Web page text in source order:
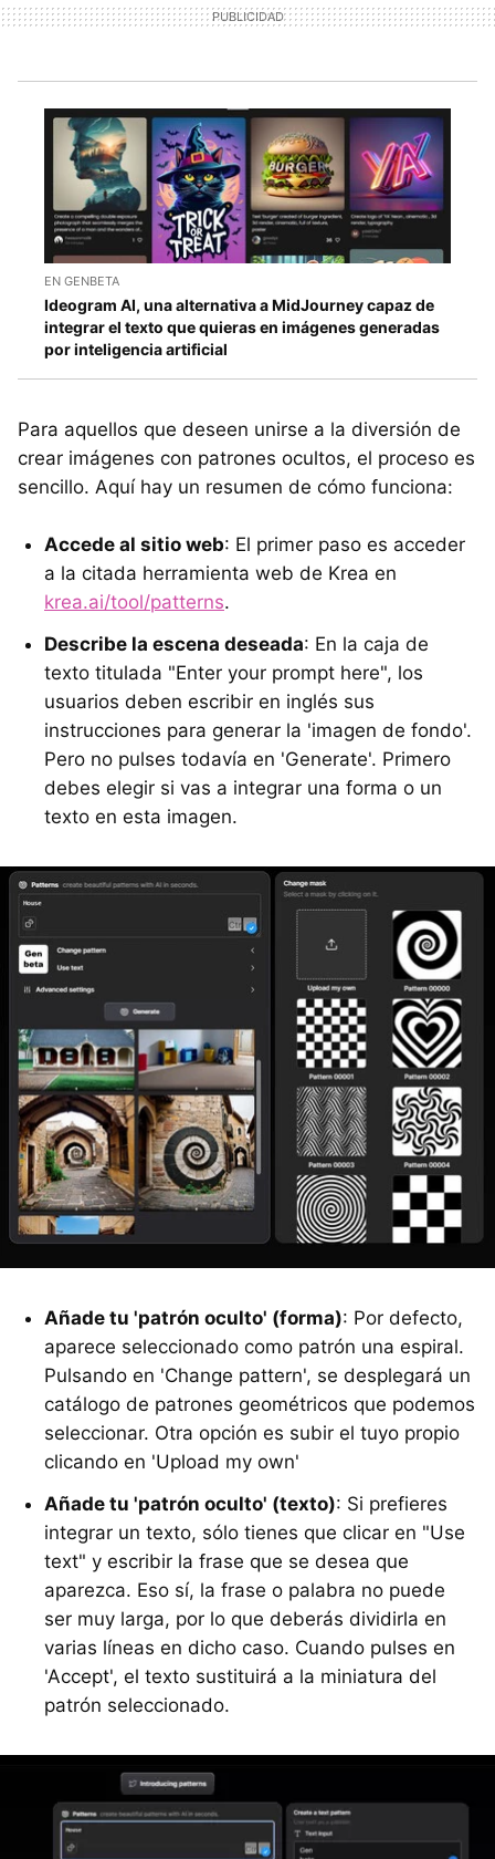
EN GENBETA
Ideogram AI, una alternativa a MidJourney capaz de
integrar el texto que quieras en imágenes generadas
por inteligencia artificial
Para aquellos que deseen unirse a la diversión de
crear imágenes con patrones ocultos, el proceso es
sencillo. Aquí hay un resumen de cómo funciona:
Accede al sitio web: El primer paso es acceder
a la citada herramienta web de Krea en
krea.ai/tool/patterns.
Describe la escena deseada: En la caja de
texto titulada "Enter your prompt here", los
usuarios deben escribir en inglés sus
instrucciones para generar la 'imagen de fondo'.
Pero no pulses todavía en 'Generate'. Primero
debes elegir si vas a integrar una forma o un
texto en esta imagen.
Añade tu 'patrón oculto' (forma): Por defecto,
aparece seleccionado como patrón una espiral.
Pulsando en 'Change pattern', se desplegará un
catálogo de patrones geométricos que podemos
seleccionar. Otra opción es subir el tuyo propio
clicando en 'Upload my own'
Añade tu 'patrón oculto' (texto): Si prefieres
integrar un texto, sólo tienes que clicar en "Use
text" y escribir la frase que se desea que
aparezca. Eso sí, la frase o palabra no puede
ser muy larga, por lo que deberás dividirla en
varias líneas en dicho caso. Cuando pulses en
'Accept', el texto sustituirá a la miniatura del
patrón seleccionado.